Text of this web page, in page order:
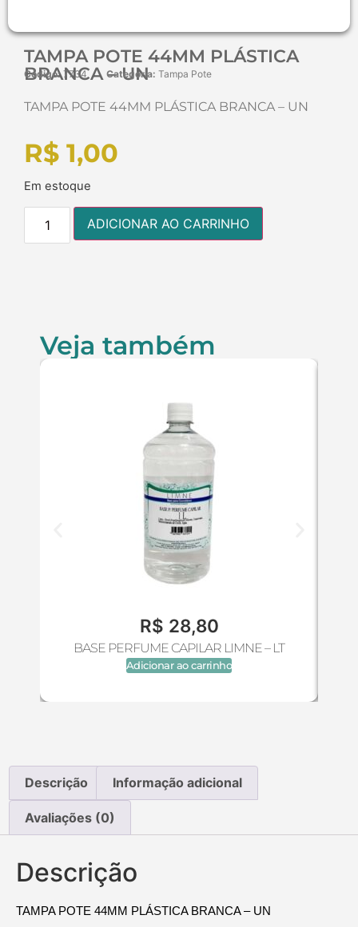
TAMPA POTE 44MM PLÁSTICA
BRANCA – UN
Código:7734 Categoria: Tampa Pote
TAMPA POTE 44MM PLÁSTICA BRANCA – UN
R$ 1,00
Em estoque
ADICIONAR AO CARRINHO
Veja também
R$ 28,80
BASE PERFUME CAPILAR LIMNE – LT
Adicionar ao carrinho
Descrição Informação adicional
Avaliações (0)
Descrição
TAMPA POTE 44MM PLÁSTICA BRANCA – UN